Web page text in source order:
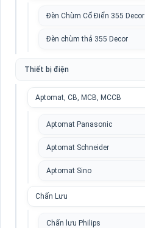
Đèn Chùm Cổ Điển 355 Decor
Đèn chùm thả 355 Decor
Thiết bị điện
Aptomat, CB, MCB, MCCB
Aptomat Panasonic
Aptomat Schneider
Aptomat Sino
Chấn Lưu
Chấn lưu Philips